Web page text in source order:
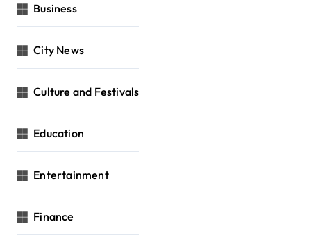
Business
City News
Culture and Festivals
Education
Entertainment
Finance